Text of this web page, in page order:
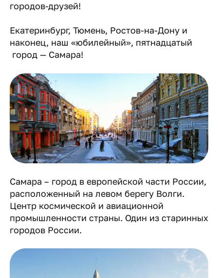
городов-друзей!
Екатеринбург, Тюмень, Ростов-на-Дону и
наконец, наш «юбилейный», пятнадцатый
город — Самара!
Самара – город в европейской части России,
расположенный на левом берегу Волги.
Центр космической и авиационной
промышленности страны. Один из старинных
городов России.